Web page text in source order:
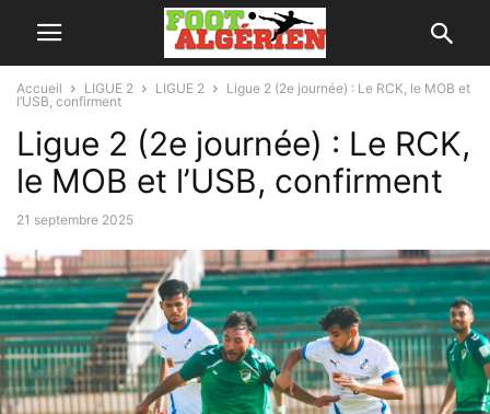
Accueil LIGUE 2 LIGUE 2
Ligue 2 (2e journée) : Le RCK, le MOB et
l’USB, confirment
Ligue 2 (2e journée) : Le RCK,
le MOB et l’USB, confirment
21 septembre 2025